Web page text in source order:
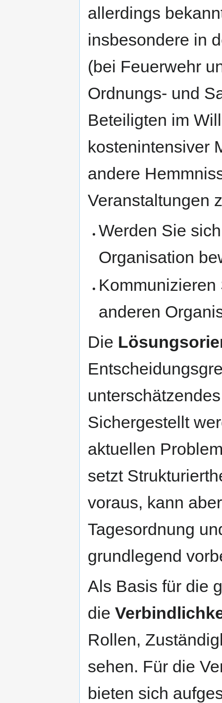
allerdings
insbesondere in
(bei Feuerwehr
Ordnungs- und
Beteiligten im
kostenintensiver
andere
Veranstaltungen
Werden Sie
Organisation
anderen
Die
Sichergestellt
aktuellen
setzt
voraus, kann
Tagesordnung
grundlegend
Als Basis für die
die
Rollen,
sehen. Für die
bieten sich